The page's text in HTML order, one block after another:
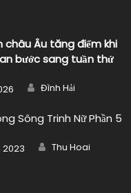
châu Âu tăng điểm khi
bước sang tuần thứ
Author
Đình Hải
Sông Trinh Nữ Phần 5
2023 Author
Thu Hoai